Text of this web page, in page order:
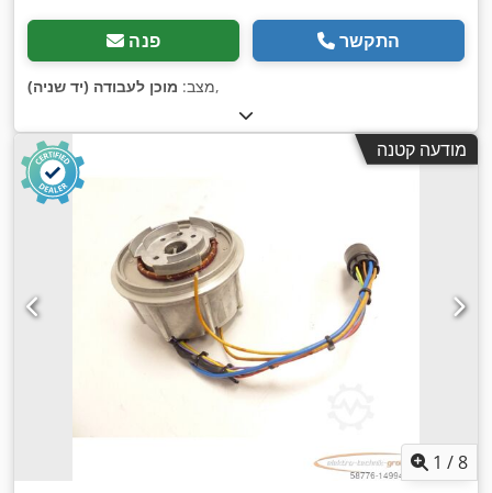
פנה התקשר
מצב: מוכן לעבודה (יד שניה) ,
מודעה קטנה
1 /8